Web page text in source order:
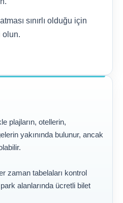
sınırlı olduğu için
olun.
plajların, otellerin,
yakınında bulunur, ancak
zaman tabelaları kontrol
alanlarında ücretli bilet